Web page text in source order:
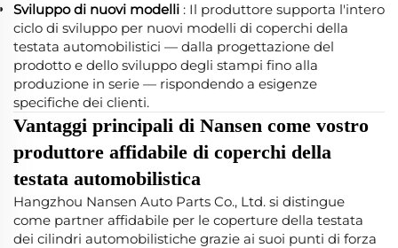
Sviluppo di nuovi modelli : Il produttore supporta l'intero
ciclo di sviluppo per nuovi modelli di coperchi della
testata automobilistici — dalla progettazione del
prodotto e dello sviluppo degli stampi fino alla
produzione in serie — rispondendo a esigenze
specifiche dei clienti.
Vantaggi principali di Nansen come vostro
produttore affidabile di coperchi della
testata automobilistica
Hangzhou Nansen Auto Parts Co., Ltd. si distingue
come partner affidabile per le coperture della testata
dei cilindri automobilistiche grazie ai suoi punti di forza